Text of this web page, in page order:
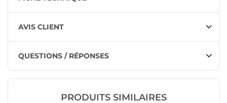
AVIS CLIENT
QUESTIONS / RÉPONSES
PRODUITS SIMILAIRES